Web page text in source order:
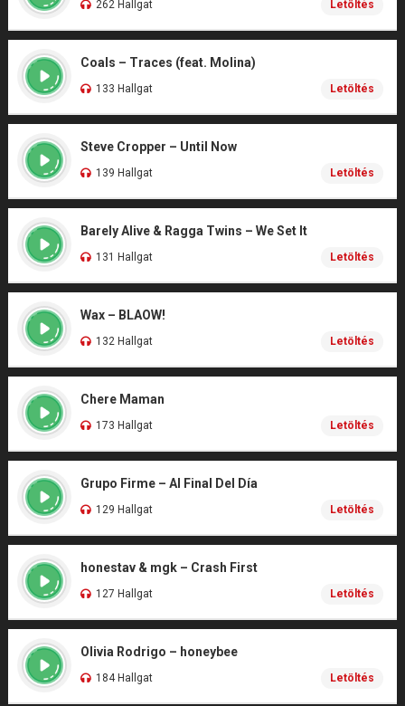
262 Hallgat Letöltés
Coals – Traces (feat. Molina)
133 Hallgat Letöltés
Steve Cropper – Until Now
139 Hallgat Letöltés
Barely Alive & Ragga Twins – We Set It
131 Hallgat Letöltés
Wax – BLAOW!
132 Hallgat Letöltés
Chere Maman
173 Hallgat Letöltés
Grupo Firme – Al Final Del Día
129 Hallgat Letöltés
honestav & mgk – Crash First
127 Hallgat Letöltés
Olivia Rodrigo – honeybee
184 Hallgat Letöltés